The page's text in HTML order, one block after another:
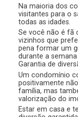
Na maioria dos
visitantes para o
todas as idades.
Se você não é fã
vizinhos que
pena formar um
durante a
Garantia de
Um condomínio
positivamente
família, mas
valorização do
Estar em casa e